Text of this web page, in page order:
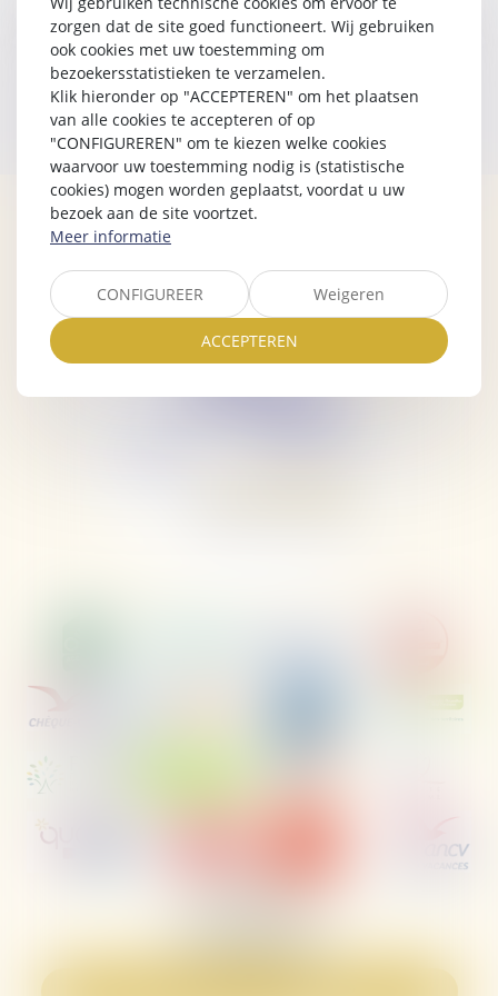
<< < 1 > >>
zorgen dat de site goed functioneert. Wij gebruiken
ook cookies met uw toestemming om
bezoekersstatistieken te verzamelen.
Klik hieronder op "ACCEPTEREN" om het plaatsen
van alle cookies te accepteren of op
"CONFIGUREREN" om te kiezen welke cookies
waarvoor uw toestemming nodig is (statistische
cookies) mogen worden geplaatst, voordat u uw
bezoek aan de site voortzet.
Meer informatie
CONFIGUREER Weigeren
ACCEPTEREN